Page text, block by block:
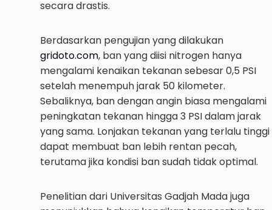
secara drastis.
Berdasarkan pengujian yang dilakukan
gridoto.com, ban yang diisi nitrogen hanya
mengalami kenaikan tekanan sebesar 0,5 PSI
setelah menempuh jarak 50 kilometer.
Sebaliknya, ban dengan angin biasa mengalami
peningkatan tekanan hingga 3 PSI dalam jarak
yang sama. Lonjakan tekanan yang terlalu tinggi
dapat membuat ban lebih rentan pecah,
terutama jika kondisi ban sudah tidak optimal.
Penelitian dari Universitas Gadjah Mada juga